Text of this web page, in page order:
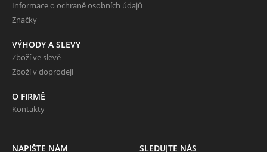
Informace o ochraně osobních údajů
Značky
VÝHODY A SLEVY
Zboží ve slevě
Zboží v doprodeji
O FIRMĚ
Kontakty
NAPIŠTE NÁM SLEDUJTE NÁS